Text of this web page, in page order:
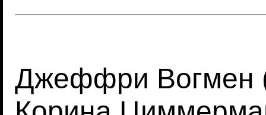
Джеффри Вогмен